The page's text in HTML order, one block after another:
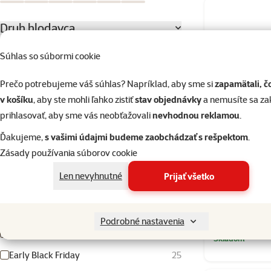
Súhlas so súbormi cookie
Prečo potrebujeme váš súhlas? Napríklad, aby sme sizapamätali,
v košíku, aby ste mohli ľahko zistiťstav objednávkya nemusíte sa
prihlasovať, aby sme vás neobťažovalinevhodnou reklamou.
Ďakujeme,s vašimi údajmi budeme zaobchádzať s rešpektom.
Zásady používania súborov cookie
Len nevyhnutné
Prijať všetko
Podrobné nastavenia
Druh hlodavca
Degu
Produkty v akcii
10% zľava pred inventúrou skladu
3
Early Black Friday
25
Bird Jewel
Skladom